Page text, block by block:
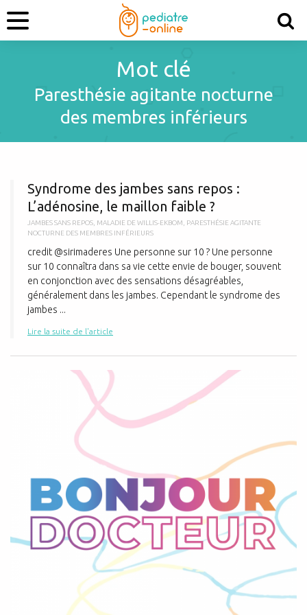
Mot clé
Paresthésie agitante nocturne
des membres inférieurs
Syndrome des jambes sans repos :
L’adénosine, le maillon faible ?
JAMBES SANS REPOS MALADIE DE WILLIS-EKBOM
PARESTHÉSIE AGITANTE
NOCTURNE DES MEMBRES INFÉRIEURS
credit @sirimaderes Une personne sur 10 ? Une personne
sur 10 connaîtra dans sa vie cette envie de bouger, souvent
en conjonction avec des sensations désagréables,
généralement dans les jambes. Cependant le syndrome des
jambes ...
Lire la suite de l'article